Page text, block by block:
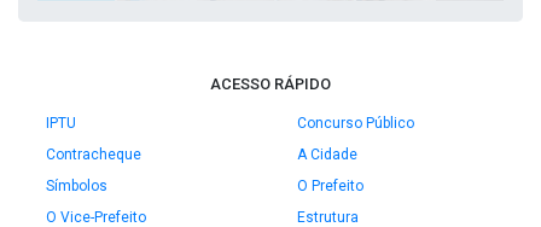
ACESSO RÁPIDO
IPTU
Concurso Público
Contracheque
A Cidade
Símbolos
O Prefeito
O Vice-Prefeito
Estrutura